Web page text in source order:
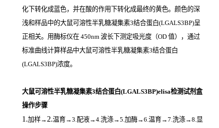
化下转化成蓝色，并在酸的作用下转化成最终的黄色。颜色的深
浅和样品中的大鼠可溶性半乳糖凝集素3结合蛋白(LGALS3BP)呈
正相关。用酶标仪在 450nm 波长下测定吸光度（OD 值），通过
标准曲线计算样品中大鼠可溶性半乳糖凝集素3结合蛋白
(LGALS3BP)浓度。
大鼠可溶性半乳糖凝集素3结合蛋白(LGALS3BP)elisa检测试剂盒
操作步骤
1.加样→ 2.温育→3.配液→4.洗涤→5.加酶→6.温育→7.洗涤→8.显